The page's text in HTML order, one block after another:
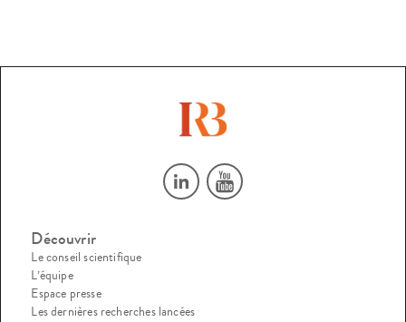
Découvrir
Le conseil scientifique
L’équipe
Espace presse
Les dernières recherches lancées